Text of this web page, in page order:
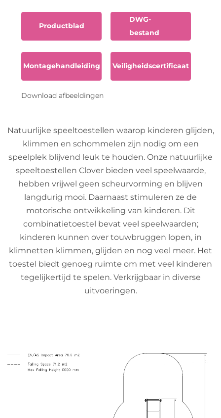
Productblad
DWG-
bestand
Montagehandleiding Veiligheidscertificaat
Download afbeeldingen
Natuurlijke speeltoestellen waarop kinderen glijden,
klimmen en schommelen zijn nodig om een
speelplek blijvend leuk te houden. Onze natuurlijke
speeltoestellen Clover bieden veel speelwaarde,
hebben vrijwel geen scheurvorming en blijven
langdurig mooi. Daarnaast stimuleren ze de
motorische ontwikkeling van kinderen. Dit
combinatietoestel bevat veel speelwaarden;
kinderen kunnen over touwbruggen lopen, in
klimnetten klimmen, glijden en nog veel meer. Het
toestel biedt genoeg ruimte om met veel kinderen
tegelijkertijd te spelen. Verkrijgbaar in diverse
uitvoeringen.